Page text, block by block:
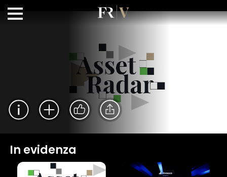
In evidenza